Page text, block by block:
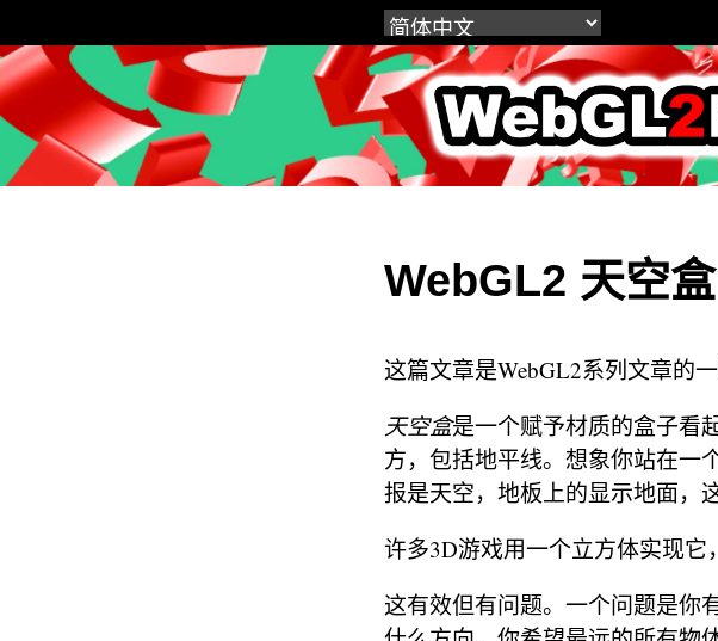
WebGL2 天空盒
这篇文章是WebGL2系列文章的
天空盒是一个赋予材质的盒子看
方，包括地平线。想象你站在一
报是天空，地板上的显示地面，
许多3D游戏用一个立方体实现它
这有效但有问题。一个问题是你